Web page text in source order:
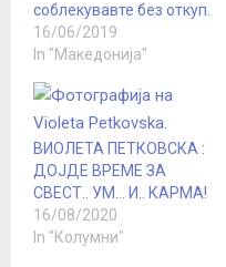
соблекувавте без откуп.
16/06/2019
In "Македонија"
ВИОЛЕТА ПЕТКОВСКА :
ДОЈДЕ ВРЕМЕ ЗА
СВЕСТ.. УМ… И.. КАРМА!
16/08/2020
In "Колумни"